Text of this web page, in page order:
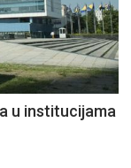
u institucijama